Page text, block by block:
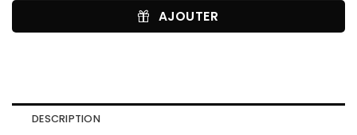
AJOUTER
DESCRIPTION